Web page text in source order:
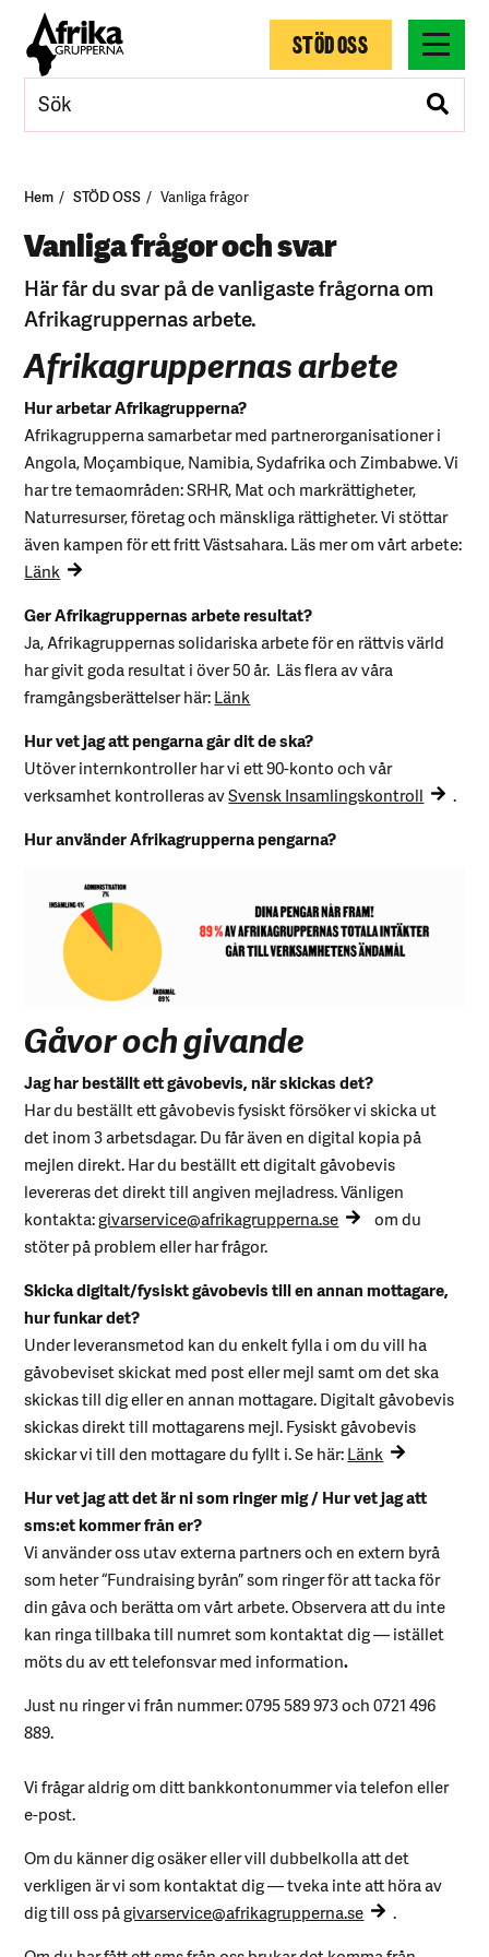
STÖD OSS
Hem STÖD OSS Vanliga frågor
Vanliga frågor och svar
Här får du svar på de vanligaste frågorna om
Afrikagruppernas arbete.
Afrikagruppernas arbete
Hur arbetar Afrikagrupperna?
Afrikagrupperna samarbetar med partnerorganisationer i
Angola, Moçambique, Namibia, Sydafrika och Zimbabwe. Vi
har tre temaområden: SRHR, Mat och markrättigheter,
Naturresurser, företag och mänskliga rättigheter. Vi stöttar
även kampen för ett fritt Västsahara. Läs mer om vårt arbete:
Länk
Ger Afrikagruppernas arbete resultat?
Ja, Afrikagruppernas solidariska arbete för en rättvis värld
har givit goda resultat i över 50 år. Läs flera av våra
framgångsberättelser här:Länk
Hur vet jag att pengarna går dit de ska?
Utöver internkontroller har vi ett 90-konto och vår
verksamhet kontrolleras avSvensk Insamlingskontroll
.
Hur använder Afrikagrupperna pengarna?
Gåvor och givande
Jag har beställt ett gåvobevis, när skickas det?
Har du beställt ett gåvobevis fysiskt försöker vi skicka ut
det inom 3 arbetsdagar. Du får även en digital kopia på
mejlen direkt. Har du beställt ett digitalt gåvobevis
levereras det direkt till angiven mejladress. Vänligen
kontakta:givarservice@afrikagrupperna.se
om du
stöter på problem eller har frågor.
Skicka digitalt/fysiskt gåvobevis till en annan mottagare,
hur funkar det?
Under leveransmetod kan du enkelt fylla i om du vill ha
gåvobeviset skickat med post eller mejl samt om det ska
skickas till dig eller en annan mottagare. Digitalt gåvobevis
skickas direkt till mottagarens mejl. Fysiskt gåvobevis
skickar vi till den mottagare du fyllt i. Se här:Länk
Hur vet jag att det är ni som ringer mig / Hur vet jag att
sms:et kommer från er?
Vi använder oss utav externa partners och en extern byrå
som heter “Fundraising byrån” som ringer för att tacka för
din gåva och berätta om vårt arbete. Observera att du inte
kan ringa tillbaka till numret som kontaktat dig — istället
möts du av ett telefonsvar med information.
Just nu ringer vi från nummer: 0795 589 973 och 0721 496
889.
Vi frågar aldrig om ditt bankkontonummer via telefon eller
e-post.
Om du känner dig osäker eller vill dubbelkolla att det
verkligen är vi som kontaktat dig — tveka inte att höra av
dig till oss pågivarservice@afrikagrupperna.se
.